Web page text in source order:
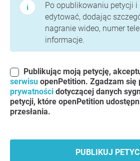
Po opublikowaniu petycji
edytować, dodając
nagranie wideo, numer
informacje.
Publikując moją petycję,
serwisu openPetition. Zgadzam się
prywatności dotyczącej danych
petycji, które openPetition
przesłania.
PUBLIKUJ